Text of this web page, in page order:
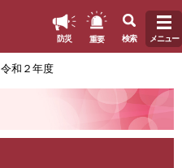
防災 重要 検索 メニュー
令和２年度